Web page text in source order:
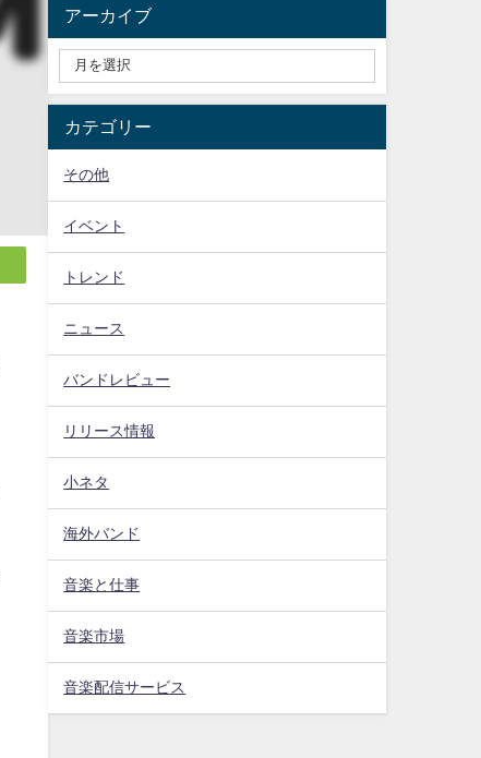
アーカイブ
カテゴリー
その他
イベント
トレンド
ニュース
バンドレビュー
リリース情報
小ネタ
海外バンド
音楽と仕事
音楽市場
音楽配信サービス